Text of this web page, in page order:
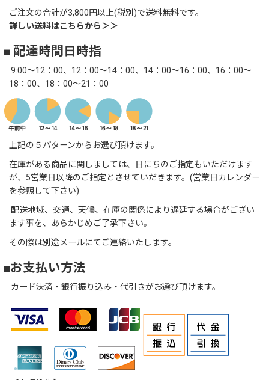
ご注文の合計が3,800円以上(税別)で送料無料です。
詳しい送料はこちらから＞＞
■ 配達時間日時指
9:00～12：00、12：00～14：00、14：00～16：00、16：00～
18：00、18：00～21：00
上記の５パターンからお選び頂けます。
在庫がある商品に関しましては、日にちのご指定もいただけます
が、5営業日以降のご指定とさせていだきます。(営業日カレンダー
を参照して下さい)
配送地域、交通、天候、在庫の関係により遅延する場合がござい
ます事を、あらかじめご了承下さい。
その際は別途メールにてご連絡いたします。
■お支払い方法
カード決済・銀行振り込み・代引きがお選び頂けます。